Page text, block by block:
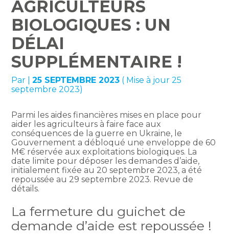
AGRICULTEURS
BIOLOGIQUES : UN
DÉLAI
SUPPLÉMENTAIRE !
Par |25 SEPTEMBRE 2023 ( Mise à jour 25
septembre 2023)
Parmi les aides financières mises en place pour
aider les agriculteurs à faire face aux
conséquences de la guerre en Ukraine, le
Gouvernement a débloqué une enveloppe de 60
M€ réservée aux exploitations biologiques. La
date limite pour déposer les demandes d’aide,
initialement fixée au 20 septembre 2023, a été
repoussée au 29 septembre 2023. Revue de
détails.
La fermeture du guichet de
demande d’aide est repoussée !